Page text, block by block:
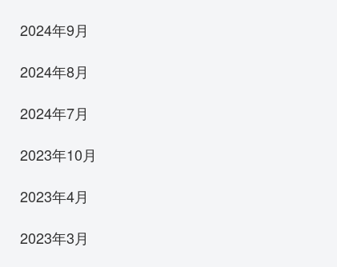
2024年9月
2024年8月
2024年7月
2023年10月
2023年4月
2023年3月